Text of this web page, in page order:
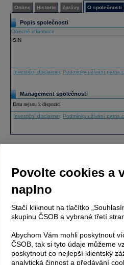
Online Historie Zprávy O společnosti
Popis společnosti
Obecné informace
ISIN
Investiční disclaimer, Podmínky užívání
Management společnosti
Data nejsou k dispozici
Investiční disclaimer, Podmínky užívání
Povolte cookies a
naplno
Stačí kliknout na tlačítko
skupinu ČSOB a vybrané třetí
Abychom Vám mohli poskytnout
ČSOB, tak si tyto údaje můžeme
poskytnout co nejlepší klientský
analytická činnost a předávání